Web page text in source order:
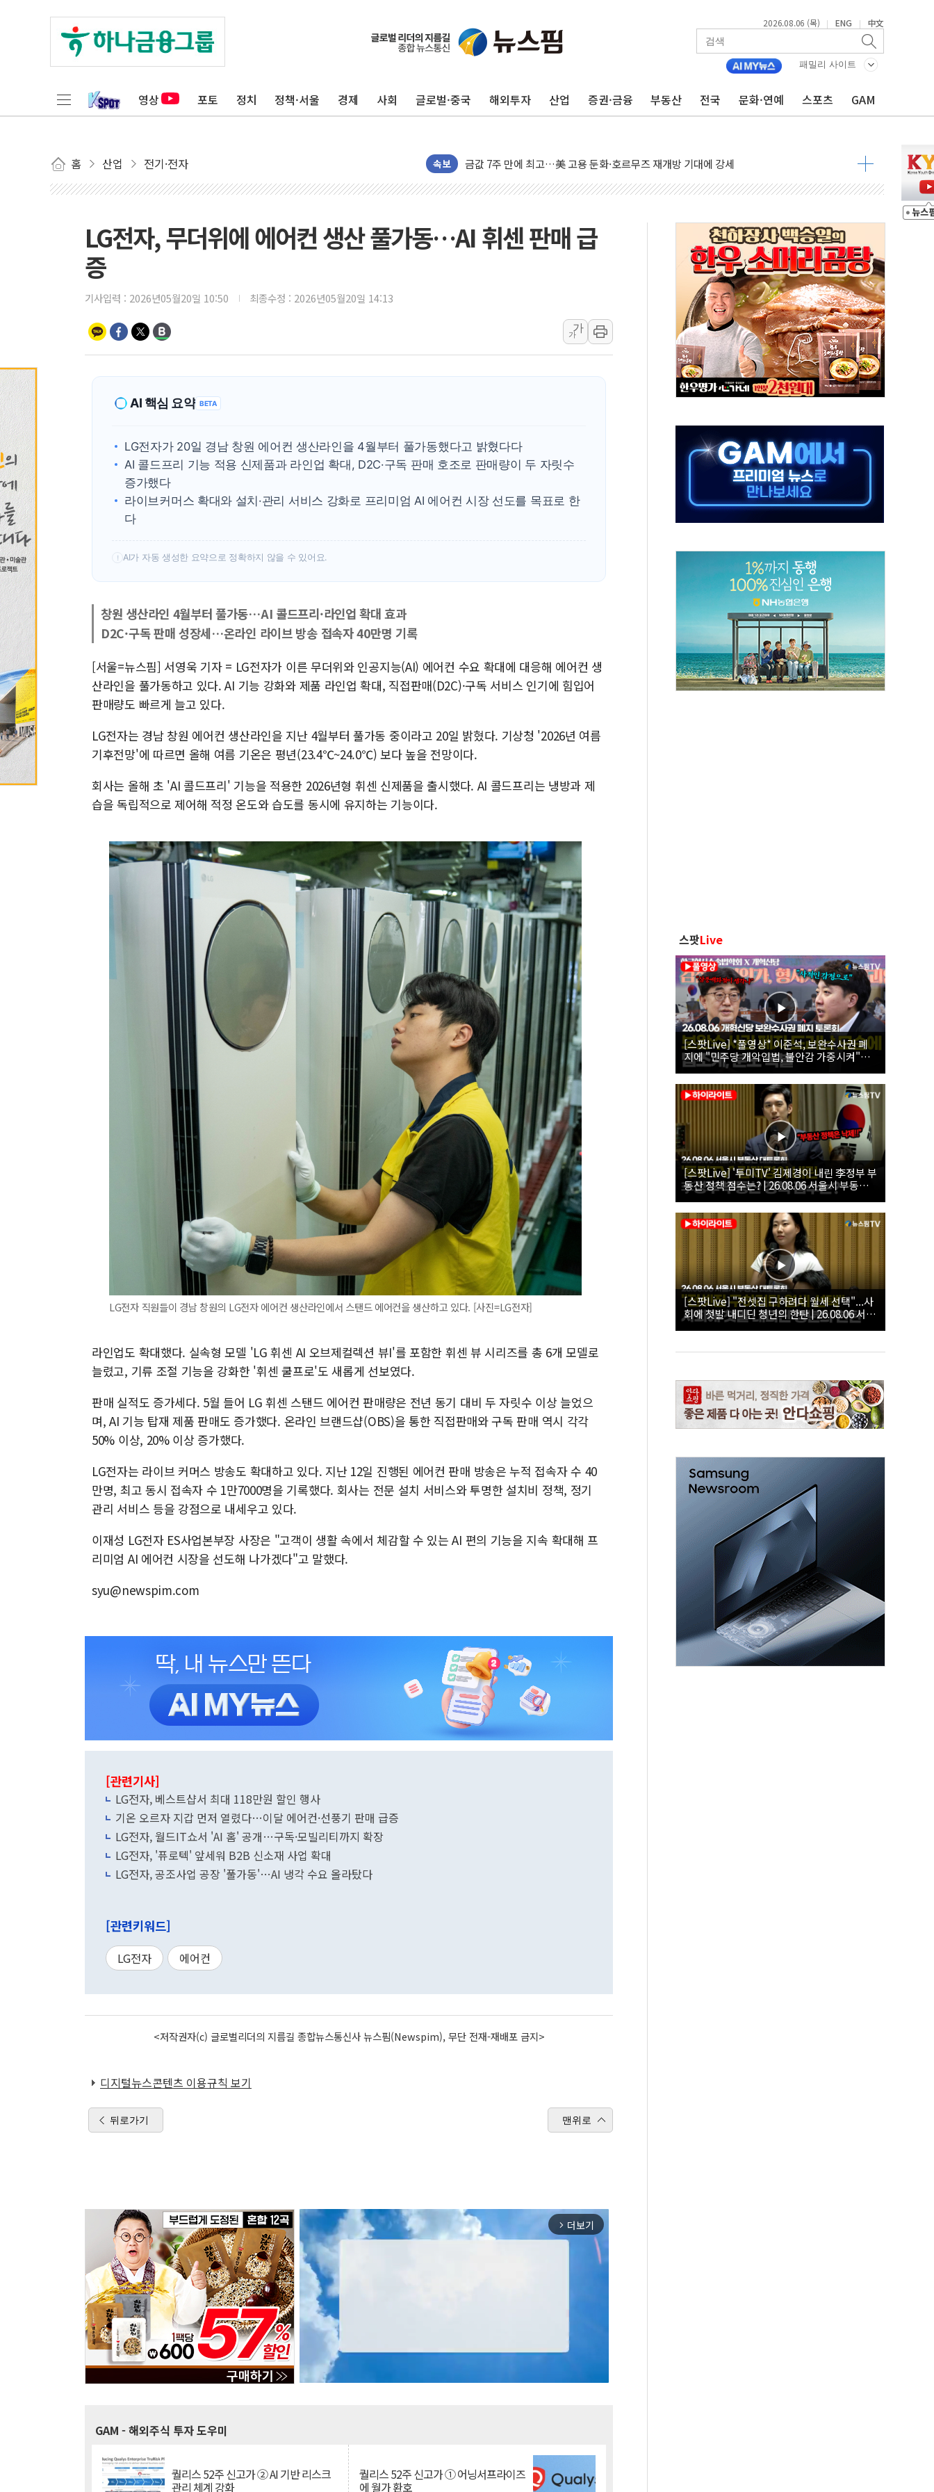
2026.08.06 (목) | ENG | 中文
패밀리 사이트
영상 포토 정치 정책·서울 경제 사회 글로벌·중국 해외투자 산업 증권·금융 부동산 전국 문화·연예 스포츠 GAM
홈 산업 전기·전자 속보
구광모, 내주 실리콘밸리서 젠슨 황 재회…로봇·AI 데이터센터·모빌리티 구체화
뉴욕증시 개장 전 특징주...모더나·아이온큐·도어대시↑ VS 샌디스크·피그마·앱러빈↓
김정관 장관 "영업이익 N% 성과급 반대…상법·자본시장법 개정 논의"
뉴욕증시 프리뷰, 미 주가선물 AI주 차익실현 속 혼조세...웨스턴디지털·샌디스크↓
금값 7주 만에 최고…美 고용 둔화·호르무즈 재개방 기대에 강세
[인도증시] 중동 긴장 완화에 실적 호조까지, 상승...호실적 보고 기업 상승세 뚜렷
[베트남 증시] 지수 하락 속 'DGC' 임시 주총 기대감에 홀로 상한가…마진 잔액은 사상 최고
'월가의 황제' 다이먼 "금융시장 레버리지 위험수위…숨은 차입이 더 큰 변수"
양주 섬유염색공장서 화재 1명 중상…대응 1단계 진압 중
김정관 산업부 장관 "주 52시간 손봐야, 경쟁상대 中과 비교해야"
해군 1함대 창설 80주년…지역과 함께하는 '선봉'의 대민 봉사
[3보] 북, 원산서 동해로 단거리 탄도미사일 1발 발사… 올해 10번째·42일 만 도발
우크라 드론 전술, 중남미 콜롬비아에 새 안보 위기… 반군·마약카르텔이 습득해 전투 활용
주한미군 "오산기지 누출, 백린 아닌 무해한 표면 부식 물질"
강원도 폭염특보 11일째…온열질환·가축 피해 최소화 '총력 대응'
LG전자, 무더위에 에어컨 생산 풀가동…AI 휘센 판매 급
증
기사입력 : 2026년05월20일 10:50 최종수정 : 2026년05월20일 14:13
가
가
AI 핵심 요약 BETA
LG전자가 20일 경남 창원 에어컨 생산라인을 4월부터 풀가동했다고 밝혔다다
AI 콜드프리 기능 적용 신제품과 라인업 확대, D2C·구독 판매 호조로 판매량이 두 자릿수
증가했다
라이브커머스 확대와 설치·관리 서비스 강화로 프리미엄 AI 에어컨 시장 선도를 목표로 한
다
! AI가 자동 생성한 요약으로 정확하지 않을 수 있어요.
창원 생산라인 4월부터 풀가동…AI 콜드프리·라인업 확대 효과
D2C·구독 판매 성장세…온라인 라이브 방송 접속자 40만명 기록
[서울=뉴스핌] 서영욱 기자 = LG전자가 이른 무더위와 인공지능(AI) 에어컨 수요 확대에 대응해 에어컨 생
산라인을 풀가동하고 있다. AI 기능 강화와 제품 라인업 확대, 직접판매(D2C)·구독 서비스 인기에 힘입어
판매량도 빠르게 늘고 있다.
LG전자는 경남 창원 에어컨 생산라인을 지난 4월부터 풀가동 중이라고 20일 밝혔다. 기상청 '2026년 여름
기후전망'에 따르면 올해 여름 기온은 평년(23.4℃~24.0℃) 보다 높을 전망이다.
회사는 올해 초 'AI 콜드프리' 기능을 적용한 2026년형 휘센 신제품을 출시했다. AI 콜드프리는 냉방과 제
습을 독립적으로 제어해 적정 온도와 습도를 동시에 유지하는 기능이다.
LG전자 직원들이 경남 창원의 LG전자 에어컨 생산라인에서 스탠드 에어컨을 생산하고 있다. [사진=LG전자]
라인업도 확대했다. 실속형 모델 'LG 휘센 AI 오브제컬렉션 뷰I'를 포함한 휘센 뷰 시리즈를 총 6개 모델로
늘렸고, 기류 조절 기능을 강화한 '휘센 쿨프로'도 새롭게 선보였다.
판매 실적도 증가세다. 5월 들어 LG 휘센 스탠드 에어컨 판매량은 전년 동기 대비 두 자릿수 이상 늘었으
며, AI 기능 탑재 제품 판매도 증가했다. 온라인 브랜드샵(OBS)을 통한 직접판매와 구독 판매 역시 각각
50% 이상, 20% 이상 증가했다.
LG전자는 라이브 커머스 방송도 확대하고 있다. 지난 12일 진행된 에어컨 판매 방송은 누적 접속자 수 40
만명, 최고 동시 접속자 수 1만7000명을 기록했다. 회사는 전문 설치 서비스와 투명한 설치비 정책, 정기
관리 서비스 등을 강점으로 내세우고 있다.
이재성 LG전자 ES사업본부장 사장은 "고객이 생활 속에서 체감할 수 있는 AI 편의 기능을 지속 확대해 프
리미엄 AI 에어컨 시장을 선도해 나가겠다"고 말했다.
syu@newspim.com
[관련기사]
LG전자, 베스트샵서 최대 118만원 할인 행사
기온 오르자 지갑 먼저 열렸다…이달 에어컨·선풍기 판매 급증
LG전자, 월드IT쇼서 'AI 홈' 공개…구독·모빌리티까지 확장
LG전자, '퓨로텍' 앞세워 B2B 신소재 사업 확대
LG전자, 공조사업 공장 '풀가동'…AI 냉각 수요 올라탔다
[관련키워드]
LG전자 에어컨
<저작권자(c) 글로벌리더의 지름길 종합뉴스통신사 뉴스핌(Newspim), 무단 전재-재배포 금지>
디지털뉴스콘텐츠 이용규칙 보기
뒤로가기 맨위로
arrow_forward_ios 더보기
GAM - 해외주식 투자 도우미
퀄리스 52주 신고가 ② AI 기반 리스크
관리 체계 강화
퀄리스 52주 신고가 ① 어닝서프라이즈
에 월가 환호
스팟Live
[스팟Live] *풀영상* 이준석, 보완수사권 폐
지에 "민주당 개악입법, 불안감 가중시켜"｜
26.08.06 개혁신당 보완수사권 폐지 토론회
[스팟Live] '투미TV' 김제경이 내린 李정부 부
동산 정책 점수는? | 26.08.06 서울시 부동산
대토론회
[스팟Live] "전셋집 구하려다 월세 선택"...사
회에 첫발 내디딘 청년의 한탄 | 26.08.06 서울
시 부동산 대토론회